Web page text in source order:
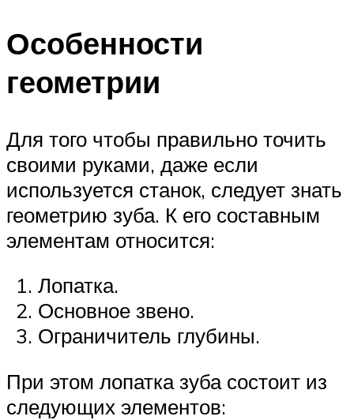
Особенности
геометрии
Для того чтобы правильно точить
своими руками, даже если
используется станок, следует знать
геометрию зуба. К его составным
элементам относится:
Лопатка.
Основное звено.
Ограничитель глубины.
При этом лопатка зуба состоит из
следующих элементов: